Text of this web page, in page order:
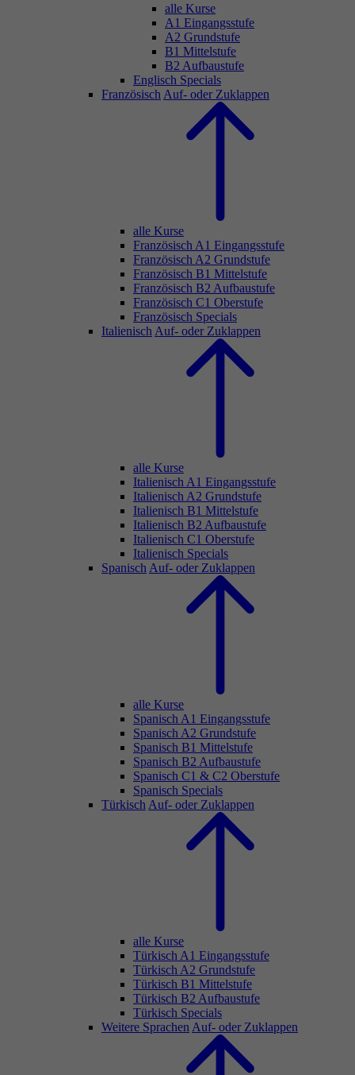
alle Kurse
A1 Eingangsstufe
A2 Grundstufe
B1 Mittelstufe
B2 Aufbaustufe
Englisch Specials
Französisch Auf- oder Zuklappen
alle Kurse
Französisch A1 Eingangsstufe
Französisch A2 Grundstufe
Französisch B1 Mittelstufe
Französisch B2 Aufbaustufe
Französisch C1 Oberstufe
Französisch Specials
Italienisch Auf- oder Zuklappen
alle Kurse
Italienisch A1 Eingangsstufe
Italienisch A2 Grundstufe
Italienisch B1 Mittelstufe
Italienisch B2 Aufbaustufe
Italienisch C1 Oberstufe
Italienisch Specials
Spanisch Auf- oder Zuklappen
alle Kurse
Spanisch A1 Eingangsstufe
Spanisch A2 Grundstufe
Spanisch B1 Mittelstufe
Spanisch B2 Aufbaustufe
Spanisch C1 & C2 Oberstufe
Spanisch Specials
Türkisch Auf- oder Zuklappen
alle Kurse
Türkisch A1 Eingangsstufe
Türkisch A2 Grundstufe
Türkisch B1 Mittelstufe
Türkisch B2 Aufbaustufe
Türkisch Specials
Weitere Sprachen Auf- oder Zuklappen